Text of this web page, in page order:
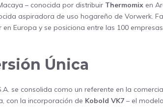
– conocida por distribuir Thermomix en
aspiradora de uso hogareño de Vorwerk.
en Europa y se posiciona entre las 100
Única
se consolida como un referente en la
con la incorporación de Kobold VK7 – el